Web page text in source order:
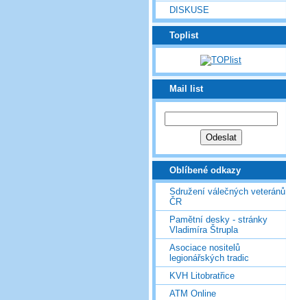
DISKUSE
Toplist
Mail list
Oblíbené odkazy
Sdružení válečných veteránů
ČR
Pamětní desky - stránky
Vladimíra Štrupla
Asociace nositelů
legionářských tradic
KVH Litobratřice
ATM Online